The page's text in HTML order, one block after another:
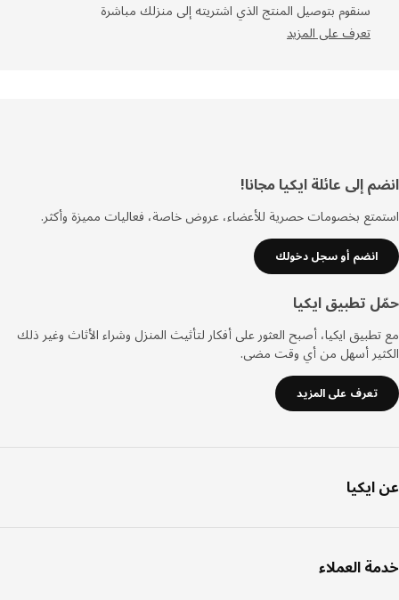
سنقوم بتوصيل المنتج الذي اشتريته إلى منزلك مباشرة
تعرف على المزيد
إلى عائلة ايكيا مجانا!
بخصومات حصرية للأعضاء، عروض خاصة، فعاليات مميزة وأكثر.
انضم أو سجل دخولك
تطبيق ايكيا
ايكيا، أصبح العثور على أفكار لتأثيث المنزل وشراء الأثاث وغير ذلك
أسهل من أي وقت مضى.
تعرف على المزيد
العملاء